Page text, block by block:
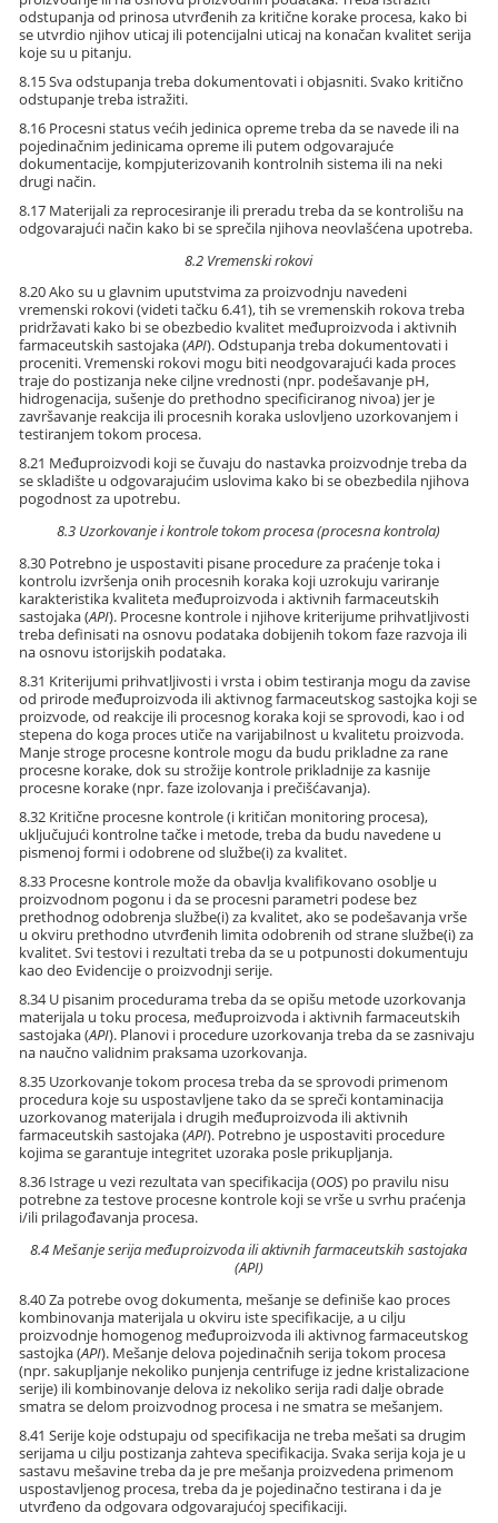
odstupanja od prinosa utvrđenih za kritične korake procesa, kako bi
se utvrdio njihov uticaj ili potencijalni uticaj na konačan kvalitet serija
koje su u pitanju.
8.15 Sva odstupanja treba dokumentovati i objasniti. Svako kritično
odstupanje treba istražiti.
8.16 Procesni status većih jedinica opreme treba da se navede ili na
pojedinačnim jedinicama opreme ili putem odgovarajuće
dokumentacije, kompjuterizovanih kontrolnih sistema ili na neki
drugi način.
8.17 Materijali za reprocesiranje ili preradu treba da se kontrolišu na
odgovarajući način kako bi se sprečila njihova neovlašćena upotreba.
8.2 Vremenski rokovi
8.20 Ako su u glavnim uputstvima za proizvodnju navedeni
vremenski rokovi (videti tačku 6.41), tih se vremenskih rokova treba
pridržavati kako bi se obezbedio kvalitet međuproizvoda i aktivnih
farmaceutskih sastojaka (API). Odstupanja treba dokumentovati i
proceniti. Vremenski rokovi mogu biti neodgovarajući kada proces
traje do postizanja neke ciljne vrednosti (npr. podešavanje pH,
hidrogenacija, sušenje do prethodno specificiranog nivoa) jer je
završavanje reakcija ili procesnih koraka uslovljeno uzorkovanjem i
testiranjem tokom procesa.
8.21 Međuproizvodi koji se čuvaju do nastavka proizvodnje treba da
se skladište u odgovarajućim uslovima kako bi se obezbedila njihova
pogodnost za upotrebu.
8.3 Uzorkovanje i kontrole tokom procesa (procesna kontrola)
8.30 Potrebno je uspostaviti pisane procedure za praćenje toka i
kontrolu izvršenja onih procesnih koraka koji uzrokuju variranje
karakteristika kvaliteta međuproizvoda i aktivnih farmaceutskih
sastojaka (API). Procesne kontrole i njihove kriterijume prihvatljivosti
treba definisati na osnovu podataka dobijenih tokom faze razvoja ili
na osnovu istorijskih podataka.
8.31 Kriterijumi prihvatljivosti i vrsta i obim testiranja mogu da zavise
od prirode međuproizvoda ili aktivnog farmaceutskog sastojka koji se
proizvode, od reakcije ili procesnog koraka koji se sprovodi, kao i od
stepena do koga proces utiče na varijabilnost u kvalitetu proizvoda.
Manje stroge procesne kontrole mogu da budu prikladne za rane
procesne korake, dok su strožije kontrole prikladnije za kasnije
procesne korake (npr. faze izolovanja i prečišćavanja).
8.32 Kritične procesne kontrole (i kritičan monitoring procesa),
uključujući kontrolne tačke i metode, treba da budu navedene u
pismenoj formi i odobrene od službe(i) za kvalitet.
8.33 Procesne kontrole može da obavlja kvalifikovano osoblje u
proizvodnom pogonu i da se procesni parametri podese bez
prethodnog odobrenja službe(i) za kvalitet, ako se podešavanja vrše
u okviru prethodno utvrđenih limita odobrenih od strane službe(i) za
kvalitet. Svi testovi i rezultati treba da se u potpunosti dokumentuju
kao deo Evidencije o proizvodnji serije.
8.34 U pisanim procedurama treba da se opišu metode uzorkovanja
materijala u toku procesa, međuproizvoda i aktivnih farmaceutskih
sastojaka (API). Planovi i procedure uzorkovanja treba da se zasnivaju
na naučno validnim praksama uzorkovanja.
8.35 Uzorkovanje tokom procesa treba da se sprovodi primenom
procedura koje su uspostavljene tako da se spreči kontaminacija
uzorkovanog materijala i drugih međuproizvoda ili aktivnih
farmaceutskih sastojaka (API). Potrebno je uspostaviti procedure
kojima se garantuje integritet uzoraka posle prikupljanja.
8.36 Istrage u vezi rezultata van specifikacija (OOS) po pravilu nisu
potrebne za testove procesne kontrole koji se vrše u svrhu praćenja
i/ili prilagođavanja procesa.
8.4 Mešanje serija međuproizvoda ili aktivnih farmaceutskih sastojaka
(API)
8.40 Za potrebe ovog dokumenta, mešanje se definiše kao proces
kombinovanja materijala u okviru iste specifikacije, a u cilju
proizvodnje homogenog međuproizvoda ili aktivnog farmaceutskog
sastojka (API). Mešanje delova pojedinačnih serija tokom procesa
(npr. sakupljanje nekoliko punjenja centrifuge iz jedne kristalizacione
serije) ili kombinovanje delova iz nekoliko serija radi dalje obrade
smatra se delom proizvodnog procesa i ne smatra se mešanjem.
8.41 Serije koje odstupaju od specifikacija ne treba mešati sa drugim
serijama u cilju postizanja zahteva specifikacija. Svaka serija koja je u
sastavu mešavine treba da je pre mešanja proizvedena primenom
uspostavljenog procesa, treba da je pojedinačno testirana i da je
utvrđeno da odgovara odgovarajućoj specifikaciji.